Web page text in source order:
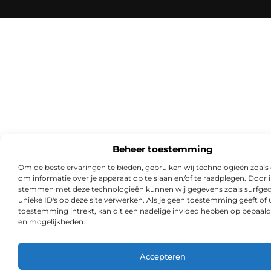
Beheer toestemming
Om de beste ervaringen te bieden, gebruiken wij technologieën zoals
om informatie over je apparaat op te slaan en/of te raadplegen. Door
stemmen met deze technologieën kunnen wij gegevens zoals
unieke ID's op deze site verwerken. Als je geen toestemming geeft of
toestemming intrekt, kan dit een nadelige invloed hebben op
en mogelijkheden.
Accepteren